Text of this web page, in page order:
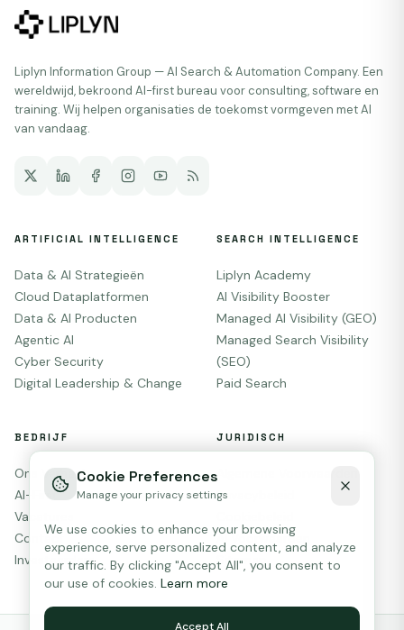
Liplyn Information Group — AI Search & Automation Company. Een
wereldwijd, bekroond AI-first bureau voor consulting, software en
training. Wij helpen organisaties de toekomst vormgeven met AI
van vandaag.
ARTIFICIAL INTELLIGENCE
Data & AI Strategieën
Cloud Dataplatformen
Data & AI Producten
Agentic AI
Cyber Security
Digital Leadership & Change
SEARCH INTELLIGENCE
Liplyn Academy
AI Visibility Booster
Managed AI Visibility (GEO)
Managed Search Visibility
(SEO)
Paid Search
BEDRIJF
Ons Verhaal
AI-First
Vacatures
Contact
Investeerders
JURIDISCH
Algemene Voorwaarden
Privacybeleid
AI Voorwaarden
Sitemap
Cookie Preferences
Manage your privacy settings
We use cookies to enhance your browsing
experience, serve personalized content, and analyze
our traffic. By clicking "Accept All", you consent to
our use of cookies. Learn more
Accept All